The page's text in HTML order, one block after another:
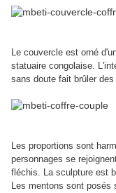
Le couvercle est orné
statuaire congolaise.
sans doute fait brûler
Les proportions sont
personnages se
fléchis. La sculpture est
Les mentons sont posés